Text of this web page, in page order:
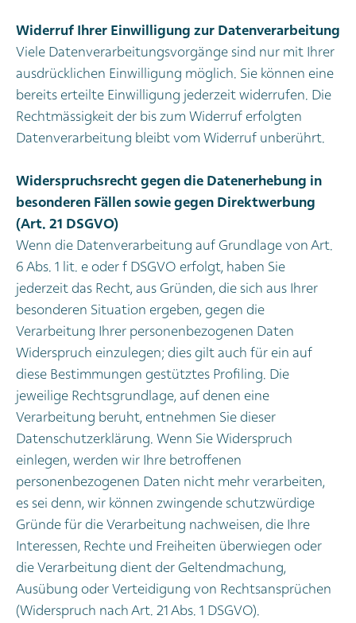
Widerruf Ihrer Einwilligung zur Datenverarbeitung
Viele Datenverarbeitungsvorgänge sind nur mit Ihrer
ausdrücklichen Einwilligung möglich. Sie können eine
bereits erteilte Einwilligung jederzeit widerrufen. Die
Rechtmässigkeit der bis zum Widerruf erfolgten
Datenverarbeitung bleibt vom Widerruf unberührt.
Widerspruchsrecht gegen die Datenerhebung in
besonderen Fällen sowie gegen Direktwerbung
(Art. 21 DSGVO)
Wenn die Datenverarbeitung auf Grundlage von Art.
6 Abs. 1 lit. e oder f DSGVO erfolgt, haben Sie
jederzeit das Recht, aus Gründen, die sich aus Ihrer
besonderen Situation ergeben, gegen die
Verarbeitung Ihrer personenbezogenen Daten
Widerspruch einzulegen; dies gilt auch für ein auf
diese Bestimmungen gestütztes Profiling. Die
jeweilige Rechtsgrundlage, auf denen eine
Verarbeitung beruht, entnehmen Sie dieser
Datenschutzerklärung. Wenn Sie Widerspruch
einlegen, werden wir Ihre betroffenen
personenbezogenen Daten nicht mehr verarbeiten,
es sei denn, wir können zwingende schutzwürdige
Gründe für die Verarbeitung nachweisen, die Ihre
Interessen, Rechte und Freiheiten überwiegen oder
die Verarbeitung dient der Geltendmachung,
Ausübung oder Verteidigung von Rechtsansprüchen
(Widerspruch nach Art. 21 Abs. 1 DSGVO).